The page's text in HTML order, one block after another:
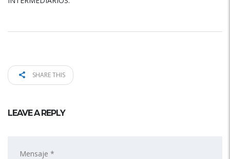
SHARE THIS
LEAVE A REPLY